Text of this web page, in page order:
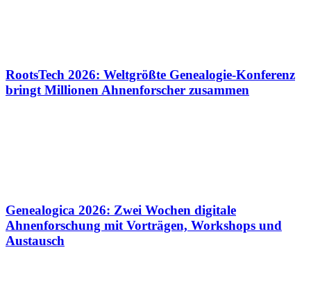
RootsTech 2026: Weltgrößte Genealogie-Konferenz
bringt Millionen Ahnenforscher zusammen
Genealogica 2026: Zwei Wochen digitale
Ahnenforschung mit Vorträgen, Workshops und
Austausch